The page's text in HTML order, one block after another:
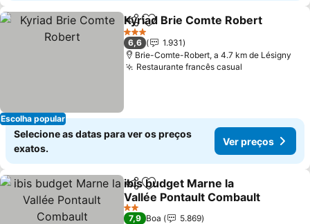
Escolha popular
PartilharAdicionar aos favoritos
Kyriad Brie Comte Robert
3 Estrelas
6,6
1.931
Brie-Comte-Robert, a 4.7 km de Lésigny
Restaurante francês casual
Selecione as datas para ver os preços
exatos.
Ver preços
PartilharAdicionar aos favoritos
ibis budget Marne la
Vallée Pontault Combault
Ver preços
2 Estrelas
7,9 Boa
5.869